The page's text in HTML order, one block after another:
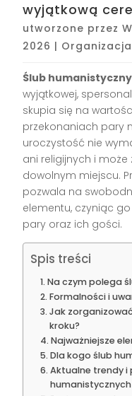
wyjątkową
utworzone przez
2026 |
Ślub humanistyczny
wyjątkowej,
skupia się na
przekonaniach pary
uroczystość nie
ani religijnych i
dowolnym miejscu.
pozwala na
elementu, czyniąc
pary oraz ich gości.
Spis treści
Na czym polega
Formalności i
Jak
kroku?
Najważniejsze
Dla kogo ślub
Aktualne trendy i
humanistycznych